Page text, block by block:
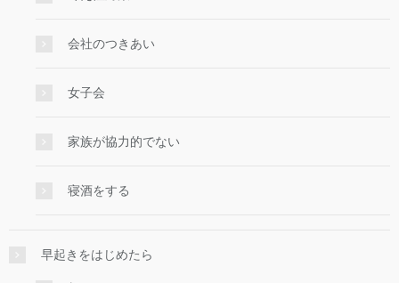
会社のつきあい
女子会
家族が協力的でない
寝酒をする
早起きをはじめたら